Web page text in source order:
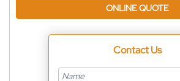
ONLINE QUOTE
Contact Us